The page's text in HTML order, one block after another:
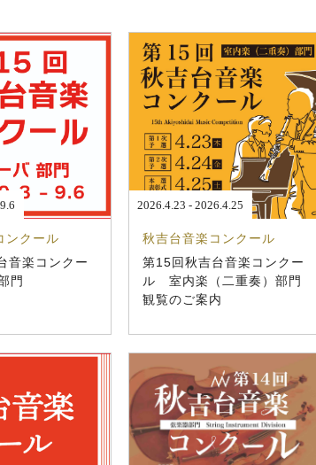
ンクール
音楽コンクー
門
2026.4.23 - 2026.4.25
秋吉台音楽コンクール
第15回秋吉台音楽コンクー
ル 室内楽（二重奏）部門
観覧のご案内